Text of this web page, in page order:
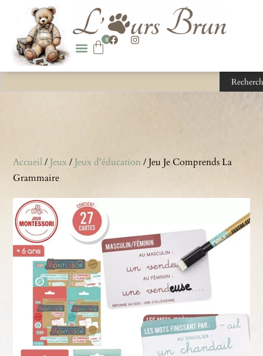
0
Accueil/ Jeux/ Jeux d'éducation/ Jeu Je Comprends La
Grammaire